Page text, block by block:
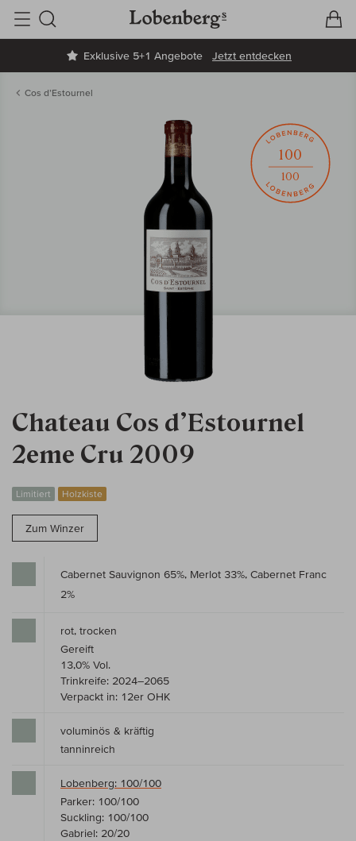
Exklusive 5+1 Angebote Jetzt entdecken
Suche
Cos d’Estournel
Chateau Cos d’Estournel
2eme Cru 2009
Limitiert Holzkiste
Zum Winzer
100
100
Cabernet Sauvignon 65%, Merlot 33%, Cabernet Franc
2%
rot, trocken
Gereift
13,0% Vol.
Trinkreife: 2024–2065
Verpackt in: 12er OHK
voluminös & kräftig
tanninreich
Lobenberg: 100/100
Parker: 100/100
Suckling: 100/100
Gabriel: 20/20